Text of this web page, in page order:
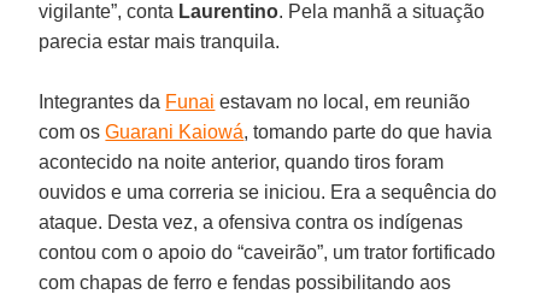
vigilante”, conta Laurentino. Pela manhã a situação
parecia estar mais tranquila.
Integrantes da Funai estavam no local, em reunião
com osGuarani Kaiowá, tomando parte do que havia
acontecido na noite anterior, quando tiros foram
ouvidos e uma correria se iniciou. Era a sequência do
ataque. Desta vez, a ofensiva contra os indígenas
contou com o apoio do “caveirão”, um trator fortificado
com chapas de ferro e fendas possibilitando aos